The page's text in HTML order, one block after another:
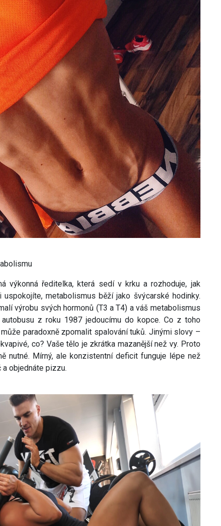
výkonná ředitelka, která sedí v krku a rozhoduje, jak
metabolismus běží jako švýcarské hodinky.
výrobu svých hormonů (T3 a T4) a váš metabolismus
z roku 1987 jedoucímu do kopce. Co z toho
paradoxně zpomalit spalování tuků. Jinými slovy –
co? Vaše tělo je zkrátka mazanější než vy. Proto
nutné. Mírný, ale konzistentní deficit funguje lépe než
objednáte pizzu.